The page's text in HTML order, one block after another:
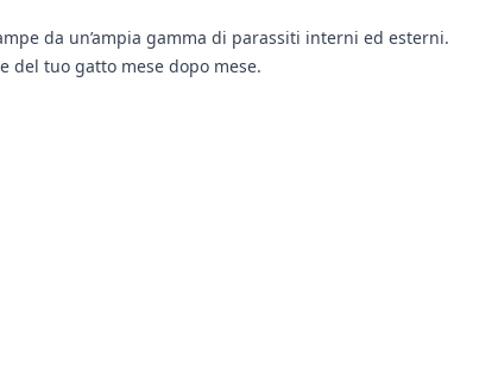
da un’ampia gamma di parassiti interni ed esterni.
del tuo gatto mese dopo mese.